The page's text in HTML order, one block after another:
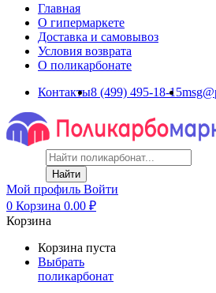
Главная
О гипермаркете
Доставка и самовывоз
Условия возврата
О поликарбонате
Контакты8 (499) 495-18-15
Найти
Мой профиль Войти
0 Корзина 0.00 ₽
Корзина
Корзина пуста
Выбрать
поликарбонат